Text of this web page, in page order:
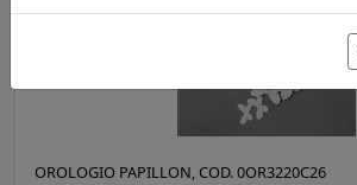
OROLOGIO PAPILLON, COD. 0OR3220C26